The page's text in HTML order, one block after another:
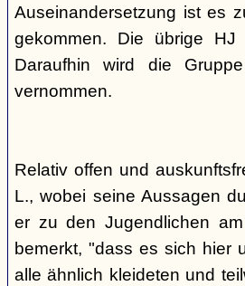
Auseinandersetzung ist es
gekommen. Die übrige
Daraufhin wird die
vernommen.
Relativ offen und
L., wobei seine Aussagen
er zu den Jugendlichen
bemerkt, "dass es sich hier
alle ähnlich kleideten und